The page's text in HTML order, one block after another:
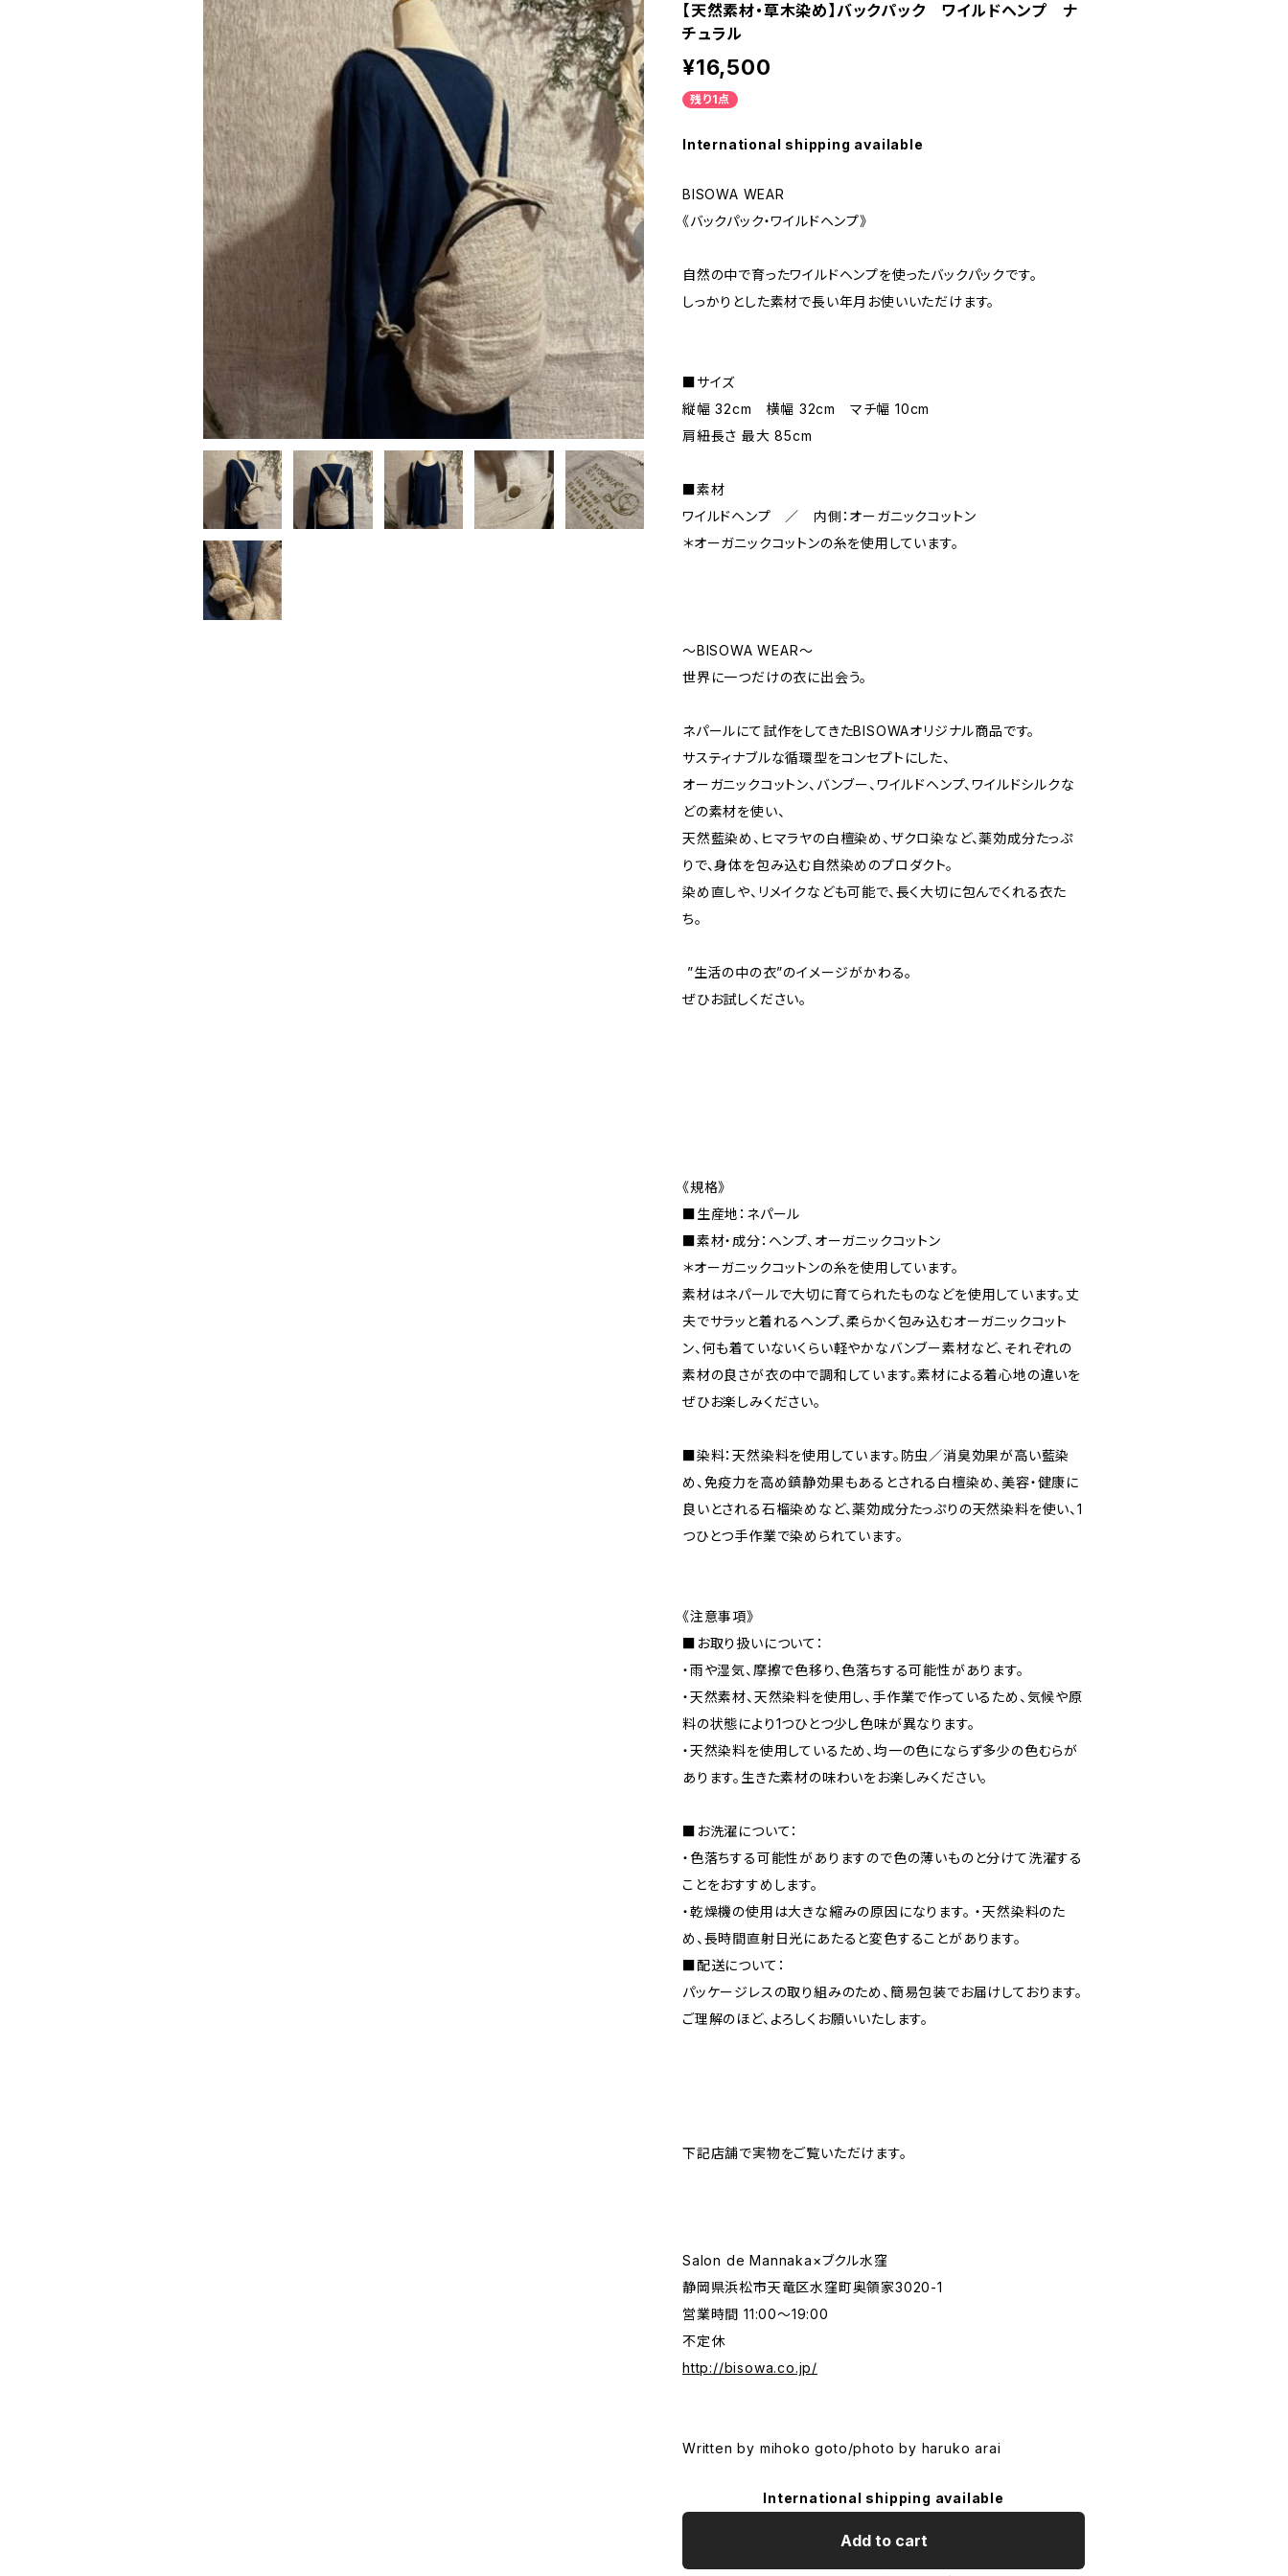
【天然素材・草木染め】バックパック ワイルドヘンプ ナ
チュラル
¥16,500
残り1点
International shipping available
BISOWA WEAR
《バックパック・ワイルドヘンプ》
自然の中で育ったワイルドヘンプを使ったバックパックです。
しっかりとした素材で長い年月お使いいただけます。
■サイズ
縦幅 32cm 横幅 32cm マチ幅 10cm
肩紐長さ 最大 85cm
■素材
ワイルドヘンプ ／ 内側：オーガニックコットン
＊オーガニックコットンの糸を使用しています。
〜BISOWA WEAR〜
世界に一つだけの衣に出会う。
ネパールにて試作をしてきたBISOWAオリジナル商品です。
サスティナブルな循環型をコンセプトにした、
オーガニックコットン、バンブー、ワイルドヘンプ、ワイルドシルクな
どの素材を使い、
天然藍染め、ヒマラヤの白檀染め、ザクロ染など、薬効成分たっぷ
りで、身体を包み込む自然染めのプロダクト。
染め直しや、リメイクなども可能で、長く大切に包んでくれる衣た
ち。
”生活の中の衣”のイメージがかわる。
ぜひお試しください。
《規格》
■生産地：ネパール
■素材・成分：ヘンプ、オーガニックコットン
＊オーガニックコットンの糸を使用しています。
素材はネパールで大切に育てられたものなどを使用しています。丈
夫でサラッと着れるヘンプ、柔らかく包み込むオーガニックコット
ン、何も着ていないくらい軽やかなバンブー素材など、それぞれの
素材の良さが衣の中で調和しています。素材による着心地の違いを
ぜひお楽しみください。
■染料：天然染料を使用しています。防虫／消臭効果が高い藍染
め、免疫力を高め鎮静効果もあるとされる白檀染め、美容・健康に
良いとされる石榴染めなど、薬効成分たっぷりの天然染料を使い、1
つひとつ手作業で染められています。
《注意事項》
■お取り扱いについて：
・雨や湿気、摩擦で色移り、色落ちする可能性があります。
・天然素材、天然染料を使用し、手作業で作っているため、気候や原
料の状態により1つひとつ少し色味が異なります。
・天然染料を使用しているため、均一の色にならず多少の色むらが
あります。生きた素材の味わいをお楽しみください。
■お洗濯について：
・色落ちする可能性がありますので色の薄いものと分けて洗濯する
ことをおすすめします。
・乾燥機の使用は大きな縮みの原因になります。 ・天然染料のた
め、長時間直射日光にあたると変色することがあります。
■配送について：
パッケージレスの取り組みのため、簡易包装でお届けしております。
ご理解のほど、よろしくお願いいたします。
下記店舗で実物をご覧いただけます。
Salon de Mannaka×ブクル水窪
静岡県浜松市天竜区水窪町奥領家3020-1
営業時間 11:00〜19:00
不定休
http://bisowa.co.jp/
Written by mihoko goto/photo by haruko arai
International shipping available
Add to cart